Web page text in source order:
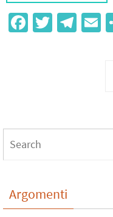
Fa T
Te E
Argomenti